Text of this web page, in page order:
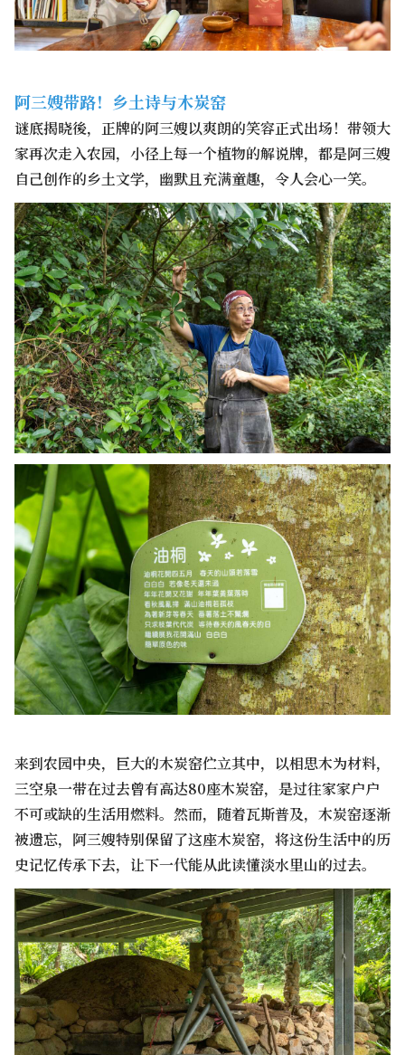
阿三嫂带路！乡土诗与木炭窑
谜底揭晓後，正牌的阿三嫂以爽朗的笑容正式出场！带领大
家再次走入农园，小径上每一个植物的解说牌，都是阿三嫂
自己创作的乡土文学，幽默且充满童趣，令人会心一笑。
来到农园中央，巨大的木炭窑伫立其中，以相思木为材料，
三空泉一带在过去曾有高达80座木炭窑，是过往家家户户
不可或缺的生活用燃料。然而，随着瓦斯普及，木炭窑逐渐
被遗忘，阿三嫂特别保留了这座木炭窑，将这份生活中的历
史记忆传承下去，让下一代能从此读懂淡水里山的过去。